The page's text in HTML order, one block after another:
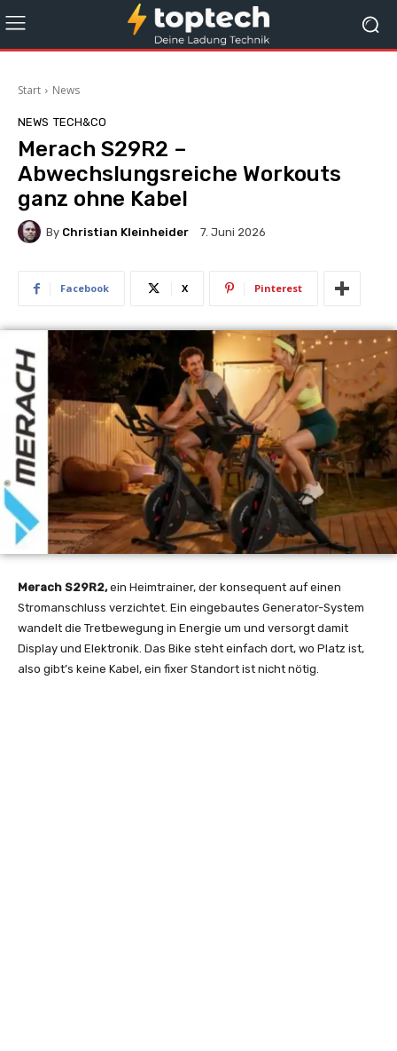
Start News
NEWS TECH&CO
Merach S29R2 –
Abwechslungsreiche Workouts
ganz ohne Kabel
By Christian Kleinheider 7. Juni 2026
Facebook X Pinterest
Merach S29R2,ein Heimtrainer, der konsequent auf einen
Stromanschluss verzichtet. Ein eingebautes Generator-System
wandelt die Tretbewegung in Energie um und versorgt damit
Display und Elektronik. Das Bike steht einfach dort, wo Platz ist,
also gibt’s keine Kabel, ein fixer Standort ist nicht nötig.